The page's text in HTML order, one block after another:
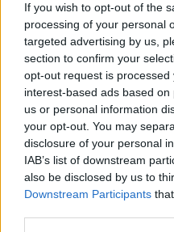
If you wish to opt-out of the
processing of your personal
targeted advertising by us,
section to confirm your
opt-out request is
interest-based ads based
us or personal information
your opt-out. You may
disclosure of your personal
IAB’s list of downstream
also be disclosed by us to
Downstream Participants
Kritika: The
között
Repce Manó•2013. szeptember 01.
The Conjuring Valós
horrorfilmekkel
padlás és ezek alapján
tényleg ennyi gonosz
Ellenben hiszem, hogy
még egy-egy lapáttal a